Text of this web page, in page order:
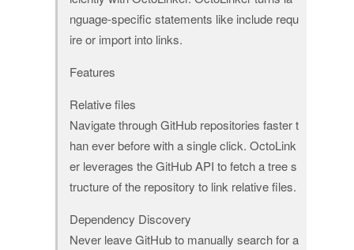
nguage-specific statements like include requ
ire or import into links.
Features
Relative files
Navigate through GitHub repositories faster t
han ever before with a single click. OctoLink
er leverages the GitHub API to fetch a tree s
tructure of the repository to link relative files.
Dependency Discovery
Never leave GitHub to manually search for a